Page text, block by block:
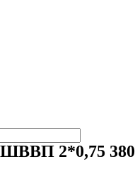
2*0,75 380